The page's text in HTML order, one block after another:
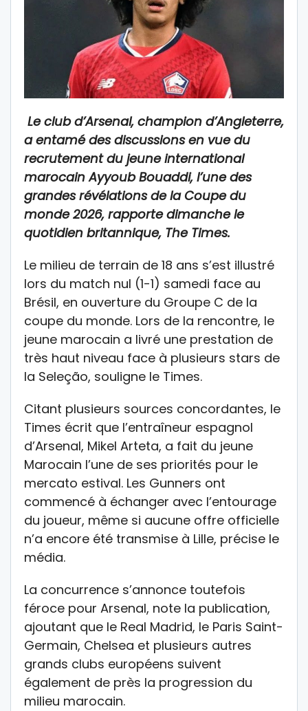
Le club d’Arsenal, champion d’Angleterre,
a entamé des discussions en vue du
recrutement du jeune international
marocain Ayyoub Bouaddi, l’une des
grandes révélations de la Coupe du
monde 2026, rapporte dimanche le
quotidien britannique, The Times.
Le milieu de terrain de 18 ans s’est illustré
lors du match nul (1-1) samedi face au
Brésil, en ouverture du Groupe C de la
coupe du monde. Lors de la rencontre, le
jeune marocain a livré une prestation de
très haut niveau face à plusieurs stars de
la Seleção, souligne le Times.
Citant plusieurs sources concordantes, le
Times écrit que l’entraîneur espagnol
d’Arsenal, Mikel Arteta, a fait du jeune
Marocain l’une de ses priorités pour le
mercato estival. Les Gunners ont
commencé à échanger avec l’entourage
du joueur, même si aucune offre officielle
n’a encore été transmise à Lille, précise le
média.
La concurrence s’annonce toutefois
féroce pour Arsenal, note la publication,
ajoutant que le Real Madrid, le Paris Saint-
Germain, Chelsea et plusieurs autres
grands clubs européens suivent
également de près la progression du
milieu marocain.